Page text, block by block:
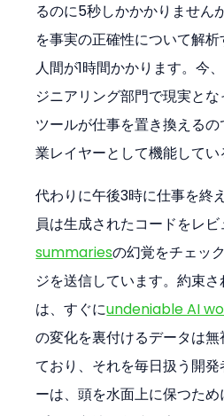
るのに5秒しかかかりません
を事実の正確性について解
人間が1時間かかります。今
ジニアリング部門で現実と
ツールが仕事を置き換える
業レイヤーとして機能してい
代わりに午後3時に仕事を終
員は生成されたコードをレ
summariesの幻覚をチェッ
ジを送信しています。約束
は、すぐにundeniable AI
の変化を裏付けるデータは
ており、それを毎日扱う開
ーは、頭を水面上に保つた